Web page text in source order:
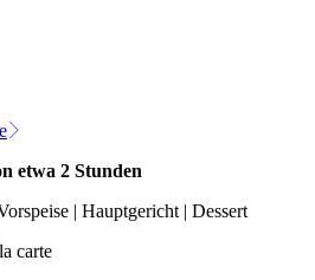
etwa 2 Stunden
| Hauptgericht | Dessert
carte